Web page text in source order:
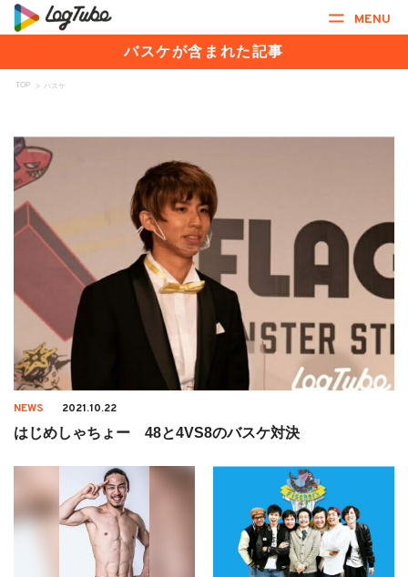
MENU
バスケが含まれた記事
TOP > バスケ
NEWS 2021.10.22
はじめしゃちょー 48と4VS8のバスケ対決